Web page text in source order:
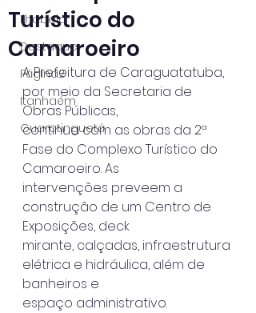
Ilhabela
Destaque
Página2
Itanhaém
Guaratinguetá
Turístico do
Camaroeiro
A Prefeitura de Caraguatatuba,
por meio da Secretaria de
Obras Públicas,
continua com as obras da 2ª
Fase do Complexo Turístico do
Camaroeiro. As
intervenções preveem a
construção de um Centro de
Exposições, deck
mirante, calçadas, infraestrutura
elétrica e hidráulica, além de
banheiros e
espaço administrativo.